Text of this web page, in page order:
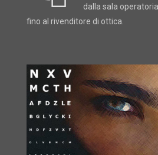
dalla sala
fino al rivenditore di ottica.